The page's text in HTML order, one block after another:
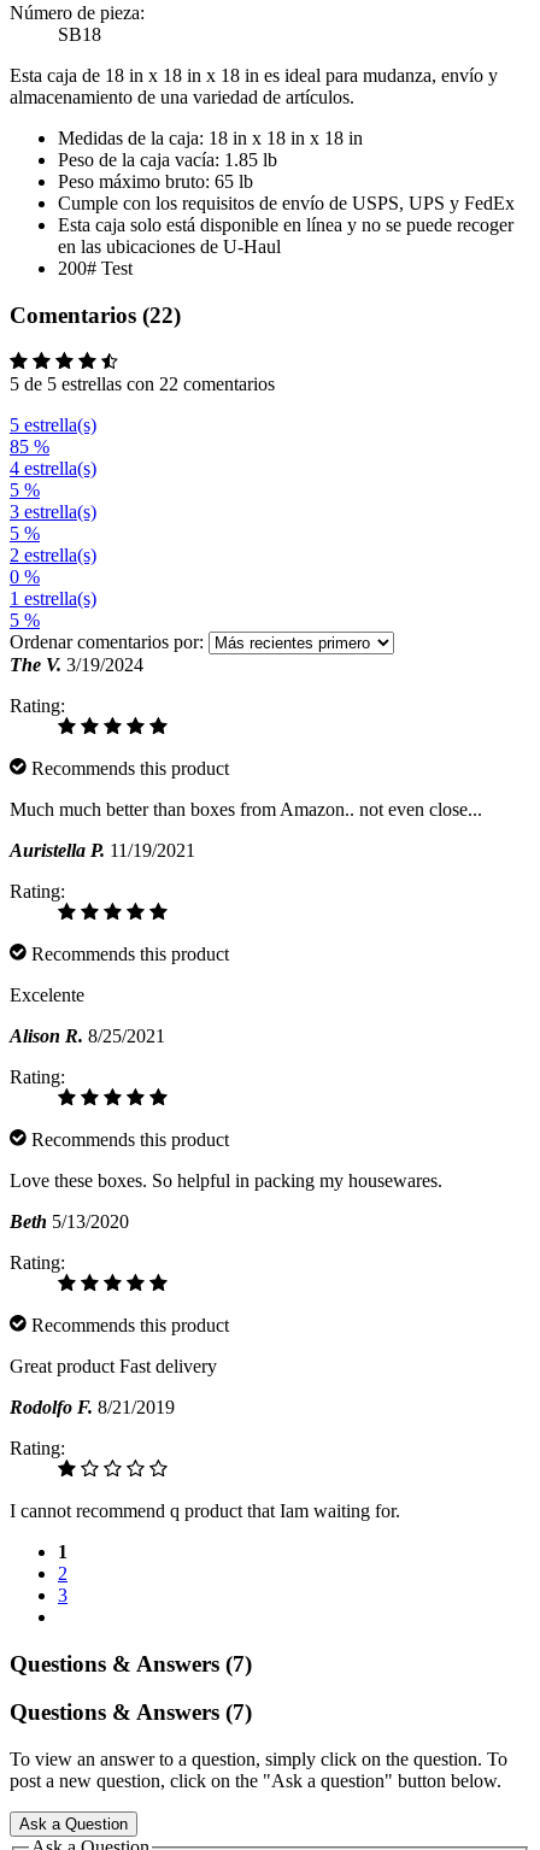
Número de pieza:
SB18
Esta caja de 18 in x 18 in x 18 in es ideal para mudanza, envío y
almacenamiento de una variedad de artículos.
Medidas de la caja: 18 in x 18 in x 18 in
Peso de la caja vacía: 1.85 lb
Peso máximo bruto: 65 lb
Cumple con los requisitos de envío de USPS, UPS y FedEx
Esta caja solo está disponible en línea y no se puede recoger
en las ubicaciones de U-Haul
200# Test
Comentarios (22)
5 de 5 estrellas con 22 comentarios
5 estrella(s)
85 %
4 estrella(s)
5 %
3 estrella(s)
5 %
2 estrella(s)
0 %
1 estrella(s)
5 %
Ordenar comentarios por:
The V. 3/19/2024
Rating:
Recommends this product
Much much better than boxes from Amazon.. not even close...
Auristella P. 11/19/2021
Rating:
Recommends this product
Excelente
Alison R. 8/25/2021
Rating:
Recommends this product
Love these boxes. So helpful in packing my housewares.
Beth 5/13/2020
Rating:
Recommends this product
Great product Fast delivery
Rodolfo F. 8/21/2019
Rating:
I cannot recommend q product that Iam waiting for.
1
2
3
Questions & Answers (7)
Questions & Answers (7)
To view an answer to a question, simply click on the question. To
post a new question, click on the "Ask a question" button below.
Ask a Question